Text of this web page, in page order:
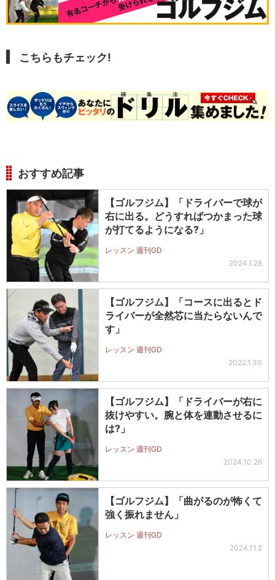
こちらもチェック!
おすすめ記事
【ゴルフジム】「ドライバーで球が
右に出る。どうすればつかまった球
が打てるようになる?」
レッスン 週刊GD
2024.1.28
【ゴルフジム】「コースに出るとド
ライバーが全然芯に当たらないんで
す」
レッスン 週刊GD
2022.1.30
【ゴルフジム】「ドライバーが右に
抜けやすい。腕と体を連動させるに
は?」
レッスン 週刊GD
2024.10.26
【ゴルフジム】「曲がるのが怖くて
強く振れません」
レッスン 週刊GD
2024.11.2